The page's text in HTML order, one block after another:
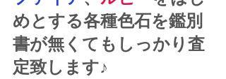
めとする各種色石を鑑別
書が無くてもしっかり査
定致します♪